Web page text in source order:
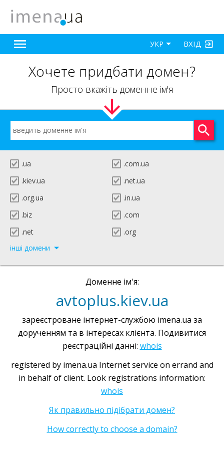
ВХІД
УКР
Хочете придбати домен?
Просто вкажіть доменне ім'я
.ua
.com.ua
.kiev.ua
.net.ua
.org.ua
.in.ua
.biz
.com
.net
.org
інші домени
Доменне ім'я:
avtoplus.kiev.ua
зареєстроване інтернет-службою imena.ua за
дорученням та в інтересах клієнта. Подивитися
реєстраційні данні: whois
registered by imena.ua Internet service on errand and
in behalf of client. Look registrations information:
whois
Як правильно підібрати домен?
How correctly to choose a domain?